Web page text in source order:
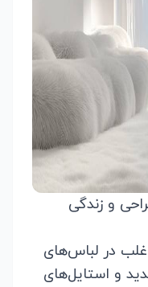
در لباس‌های
و استایل‌های